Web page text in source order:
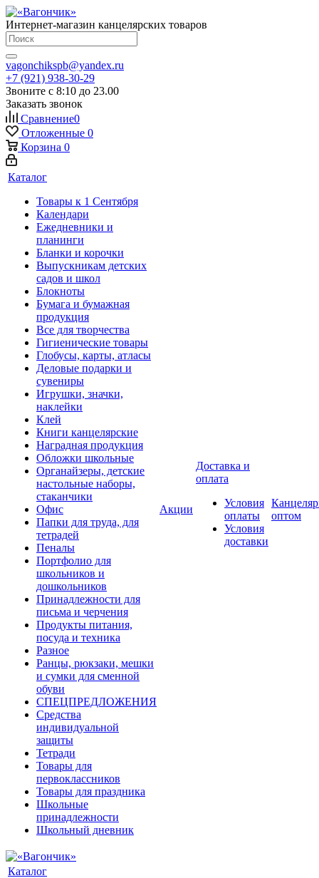
Интернет-магазин канцелярских товаров
vagonchikspb@yandex.ru
+7 (921) 938-30-29
Звоните с 8:10 до 23.00
Заказать звонок
Сравнение0
Отложенные 0
Корзина 0
Каталог
Товары к 1 Сентября
Календари
Ежедневники и
планинги
Бланки и корочки
Выпускникам детских
садов и школ
Блокноты
Бумага и бумажная
продукция
Все для творчества
Гигиенические товары
Глобусы, карты, атласы
Деловые подарки и
сувениры
Игрушки, значки,
наклейки
Клей
Книги канцелярские
Наградная продукция
Обложки школьные
Органайзеры, детские
настольные наборы,
стаканчики
Офис
Папки для труда, для
тетрадей
Пеналы
Портфолио для
школьников и
дошкольников
Принадлежности для
письма и черчения
Продукты питания,
посуда и техника
Разное
Ранцы, рюкзаки, мешки
и сумки для сменной
обуви
СПЕЦПРЕДЛОЖЕНИЯ
Средства
индивидуальной
защиты
Тетради
Товары для
первоклассников
Товары для праздника
Школьные
принадлежности
Школьный дневник
Акции
Доставка и
оплата
Условия
оплаты
Условия
доставки
оптом
Каталог